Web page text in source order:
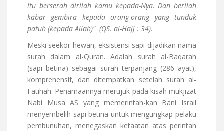
itu berserah dirilah kamu kepada-Nya. Dan berilah
kabar gembira kepada orang-orang yang tunduk
patuh (kepada Allah)" (QS. al-Hajj : 34).
Meski seekor hewan, eksistensi sapi dijadikan nama
surah dalam al-Quran. Adalah surah al-Baqarah
(sapi betina) sebagai surah terpanjang (286 ayat),
komprehensif, dan ditempatkan setelah surah al-
Fatihah. Penamaannya merujuk pada kisah mukjizat
Nabi Musa AS yang memerintah-kan Bani Israil
menyembelih sapi betina untuk mengungkap pelaku
pembunuhan, menegaskan ketaatan atas perintah